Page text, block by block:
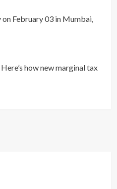
February 03 in Mumbai,
how new marginal tax